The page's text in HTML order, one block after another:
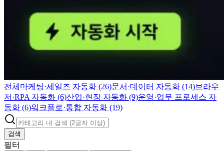
전체 마케팅·세일즈 자동화 (26)문서·데이터 자동화 (14)브라우
저·RPA 자동화 (6)산업·현장 자동화 (9)운영·업무 프로세스 자
동화 (6)워크플로·통합 자동화 (19)
검색
필터